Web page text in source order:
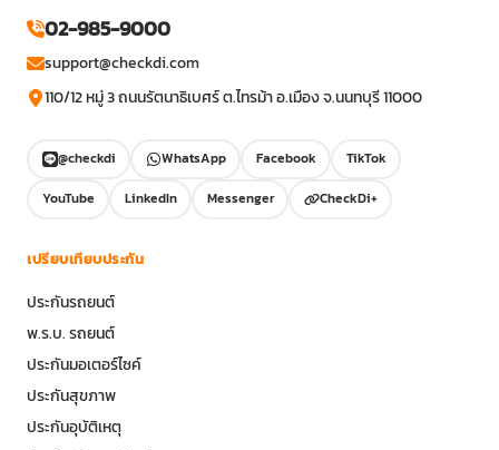
02-985-9000
support@checkdi.com
110/12 หมู่ 3 ถนนรัตนาธิเบศร์ ต.ไทรม้า อ.เมือง จ.นนทบุรี 11000
@checkdi WhatsApp Facebook
TikTok
YouTube
LinkedIn Messenger CheckDi+
เปรียบเทียบประกัน
ประกันรถยนต์
พ.ร.บ. รถยนต์
ประกันมอเตอร์ไซค์
ประกันสุขภาพ
ประกันอุบัติเหตุ